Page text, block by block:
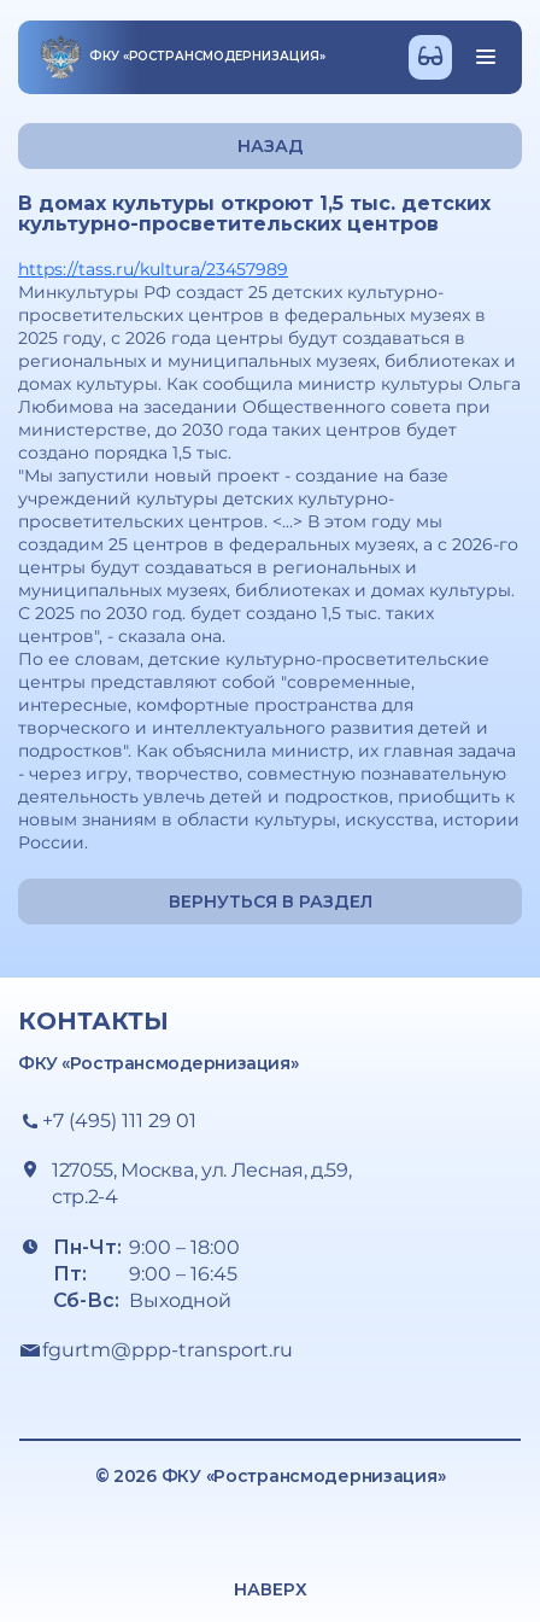
ФКУ «РОСТРАНСМОДЕРНИЗАЦИЯ»
НАЗАД
В домах культуры откроют 1,5 тыс. детских
культурно-просветительских центров
https://tass.ru/kultura/23457989
Минкультуры РФ создаст 25 детских культурно-
просветительских центров в федеральных музеях в
2025 году, с 2026 года центры будут создаваться в
региональных и муниципальных музеях, библиотеках и
домах культуры. Как сообщила министр культуры Ольга
Любимова на заседании Общественного совета при
министерстве, до 2030 года таких центров будет
создано порядка 1,5 тыс.
"Мы запустили новый проект - создание на базе
учреждений культуры детских культурно-
просветительских центров. <...> В этом году мы
создадим 25 центров в федеральных музеях, а с 2026-го
центры будут создаваться в региональных и
муниципальных музеях, библиотеках и домах культуры.
С 2025 по 2030 год. будет создано 1,5 тыс. таких
центров", - сказала она.
По ее словам, детские культурно-просветительские
центры представляют собой "современные,
интересные, комфортные пространства для
творческого и интеллектуального развития детей и
подростков". Как объяснила министр, их главная задача
- через игру, творчество, совместную познавательную
деятельность увлечь детей и подростков, приобщить к
новым знаниям в области культуры, искусства, истории
России.
ВЕРНУТЬСЯ В РАЗДЕЛ
КОНТАКТЫ
ФКУ «Ространсмодернизация»
+7 (495) 111 29 01
127055, Москва, ул. Лесная, д.59,
стр.2-4
Пн-Чт:
Пт:
Сб-Вс:
9:00 – 18:00
9:00 – 16:45
Выходной
fgurtm@ppp-transport.ru
© 2026 ФКУ «Ространсмодернизация»
НАВЕРХ